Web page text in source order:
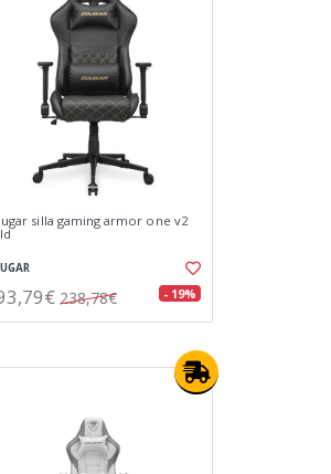
silla gaming armor one v2
238,78€ - 19%